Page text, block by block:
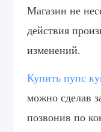
Магазин не
действия
изменений.
Купить пупс
можно сделав
позвонив по